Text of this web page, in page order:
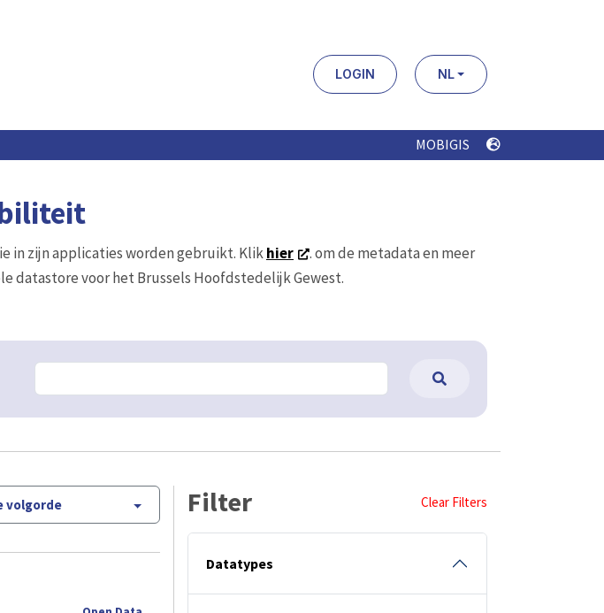
LOGIN NL
MOBIGIS
in zijn applicaties worden gebruikt. Klikhier
. om de metadata en meer
datastore voor het Brussels Hoofdstedelijk Gewest.
volgorde Filter Clear Filters
Datatypes